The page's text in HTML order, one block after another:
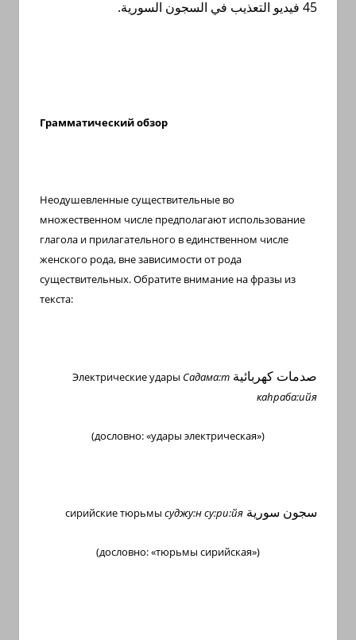
45 فيديو التعذيب في السجون السورية.
Грамматический обзор
Неодушевленные существительные во
множественном числе предполагают использование
глагола и прилагательного в единственном числе
женского рода, вне зависимости от рода
существительных. Обратите внимание на фразы из
текста:
صدمات كهربائية Электрические удары Садама:т
каhраба:ийя
(дословно: «удары электрическая»)
سجون سورية сирийские тюрьмы суджу:н су:ри:йя
(дословно: «тюрьмы сирийская»)